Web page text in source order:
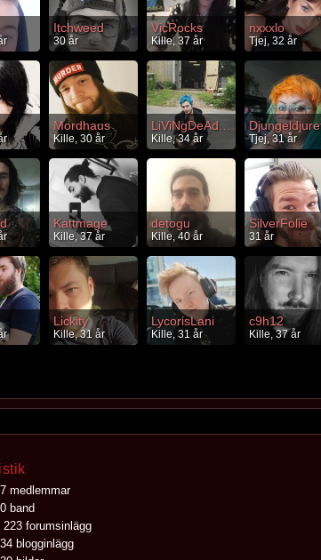
Itchweed
30 år
VicRocks
Kille, 37 år
nxxxlo
Tjej, 32 år
Mordhaus
Kille, 30 år Kille, 34 år Tjej, 31 år
Kattmage
Kille, 37 år
detogu
Kille, 40 år
SilverFolie
31 år
Lickity
Kille, 31 år
LycorisLani
Kille, 31 år
c9h12
Kille, 37 år
medlemmar
band
223 forumsinlägg
blogginlägg